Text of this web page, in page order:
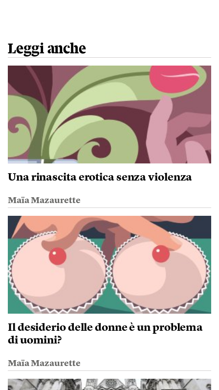
Leggi anche
Una rinascita erotica senza violenza
Maïa Mazaurette
Il desiderio delle donne è un problema
di uomini?
Maïa Mazaurette